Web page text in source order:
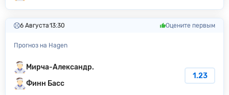
6 Августа13:30 Оцените первым
Прогноз на Hagen
Мирча-Александр.
Финн Басс
1.23